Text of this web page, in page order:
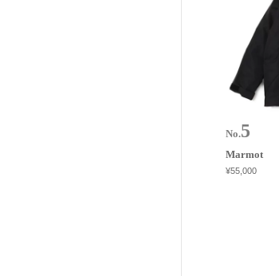
No.
Marmot
¥55,000